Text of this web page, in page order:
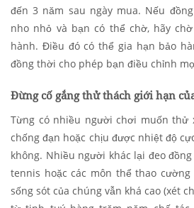
đến 3 năm sau ngày mua. Nếu
nho nhỏ và bạn có thể chờ, hãy
hành. Điều đó có thể gia hạn bảo
đồng thời cho phép bạn điều chỉnh
Đừng cố gắng thử thách giới hạn
Từng có nhiều người chơi muốn thử
chống đạn hoặc chịu được nhiệt độ
không. Nhiều người khác lại đeo
tennis hoặc các môn thể thao
sống sót của chúng vẫn khá cao (xét